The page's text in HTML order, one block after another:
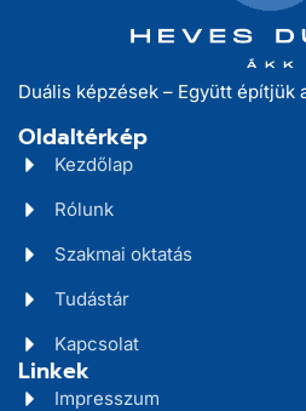
Duális képzések – Együtt építjük
Oldaltérkép
Kezdőlap
Rólunk
Szakmai oktatás
Tudástár
Kapcsolat
Linkek
Impresszum